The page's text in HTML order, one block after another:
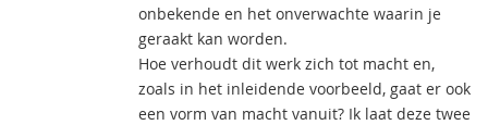
onbekende en het onverwachte waarin je
geraakt kan worden.
Hoe verhoudt dit werk zich tot macht en,
zoals in het inleidende voorbeeld, gaat er ook
een vorm van macht vanuit? Ik laat deze twee